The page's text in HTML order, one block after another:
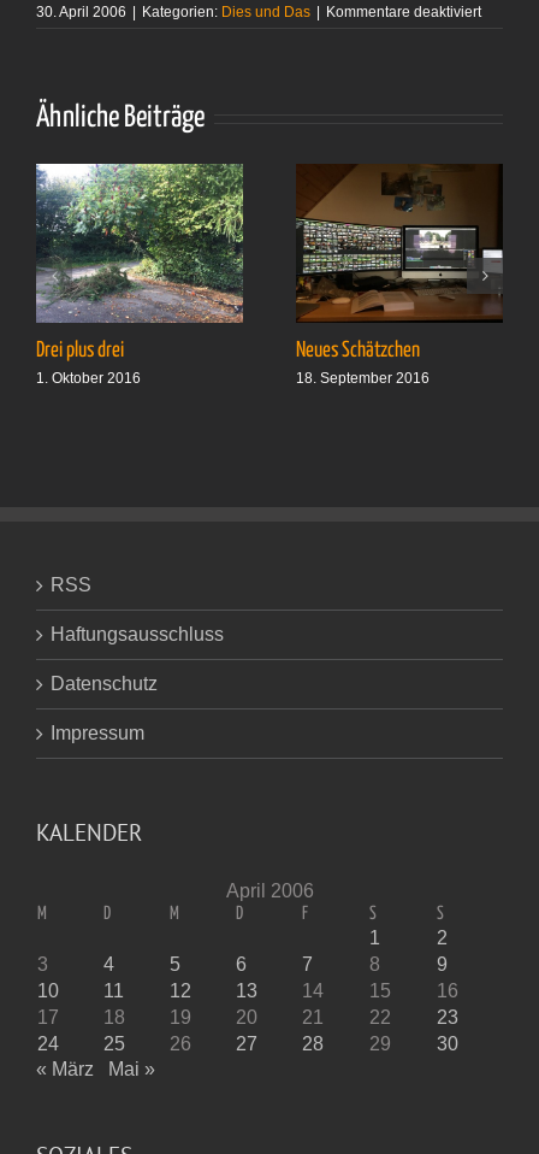
30. April 2006 | Kategorien: Dies und Das | Kommentare deaktiviertfür
Ähnliche Beiträge
Drei plus drei
1. Oktober 2016
Neues Schätzchen
18. September 2016
RSS
Haftungsausschluss
Datenschutz
Impressum
KALENDER
April 2006
M D M D F S S
1
2
3
4 5 6 7 8
9
10
11 12 13 14 15
16
17
18 19 20 21 22
23
24
25 26 27 28 29
30
« März
Mai »